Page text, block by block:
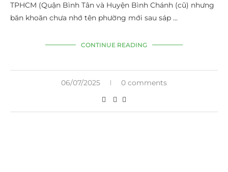
TPHCM (Quận Bình Tân và Huyện Bình Chánh (cũ) nhưng
băn khoăn chưa nhớ tên phường mới sau sáp …
CONTINUE READING
06/07/2025 0 comments